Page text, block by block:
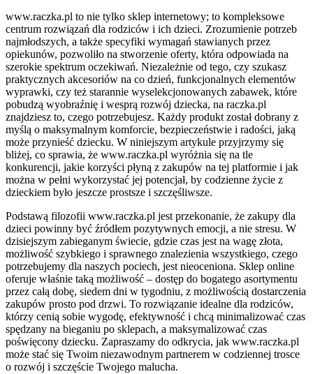
www.raczka.pl to nie tylko sklep internetowy; to kompleksowe
centrum rozwiązań dla rodziców i ich dzieci. Zrozumienie potrzeb
najmłodszych, a także specyfiki wymagań stawianych przez
opiekunów, pozwoliło na stworzenie oferty, która odpowiada na
szerokie spektrum oczekiwań. Niezależnie od tego, czy szukasz
praktycznych akcesoriów na co dzień, funkcjonalnych elementów
wyprawki, czy też starannie wyselekcjonowanych zabawek, które
pobudzą wyobraźnię i wesprą rozwój dziecka, na raczka.pl
znajdziesz to, czego potrzebujesz. Każdy produkt został dobrany z
myślą o maksymalnym komforcie, bezpieczeństwie i radości, jaką
może przynieść dziecku. W niniejszym artykule przyjrzymy się
bliżej, co sprawia, że www.raczka.pl wyróżnia się na tle
konkurencji, jakie korzyści płyną z zakupów na tej platformie i jak
można w pełni wykorzystać jej potencjał, by codzienne życie z
dzieckiem było jeszcze prostsze i szczęśliwsze.
Podstawą filozofii www.raczka.pl jest przekonanie, że zakupy dla
dzieci powinny być źródłem pozytywnych emocji, a nie stresu. W
dzisiejszym zabieganym świecie, gdzie czas jest na wagę złota,
możliwość szybkiego i sprawnego znalezienia wszystkiego, czego
potrzebujemy dla naszych pociech, jest nieoceniona. Sklep online
oferuje właśnie taką możliwość – dostęp do bogatego asortymentu
przez całą dobę, siedem dni w tygodniu, z możliwością dostarczenia
zakupów prosto pod drzwi. To rozwiązanie idealne dla rodziców,
którzy cenią sobie wygodę, efektywność i chcą minimalizować czas
spędzany na bieganiu po sklepach, a maksymalizować czas
poświęcony dziecku. Zapraszamy do odkrycia, jak www.raczka.pl
może stać się Twoim niezawodnym partnerem w codziennej trosce
o rozwój i szczęście Twojego malucha.